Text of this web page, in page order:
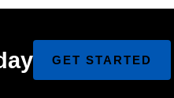
GET STARTED